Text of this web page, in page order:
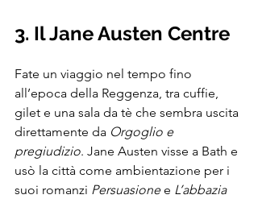
3. Il Jane Austen Centre
Fate un viaggio nel tempo fino
all’epoca della Reggenza, tra cuffie,
gilet e una sala da tè che sembra uscita
direttamente da Orgoglio e
pregiudizio. Jane Austen visse a Bath e
usò la città come ambientazione per i
suoi romanzi Persuasione e L’abbazia